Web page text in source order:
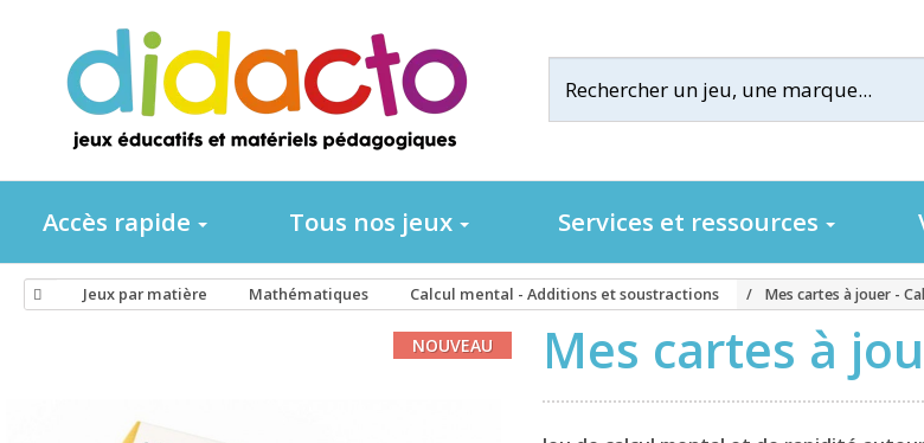
Accès rapide Tous nos jeux Services et ressources
Jeux par matière Mathématiques Calcul mental - Additions et soustractions Mes cartes à jouer -
NOUVEAU Mes cartes à